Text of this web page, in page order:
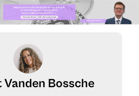
Bossche